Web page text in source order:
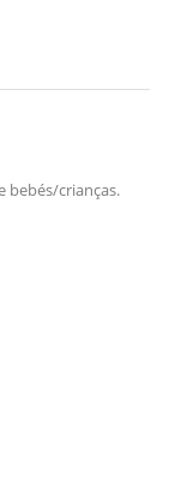
bebés/crianças.